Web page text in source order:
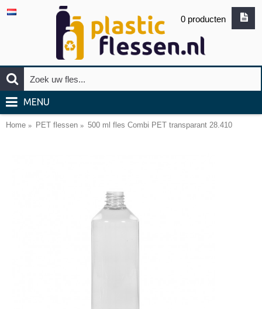
0 producten
MENU
Home PET flessen 500 ml fles Combi PET transparant 28.410